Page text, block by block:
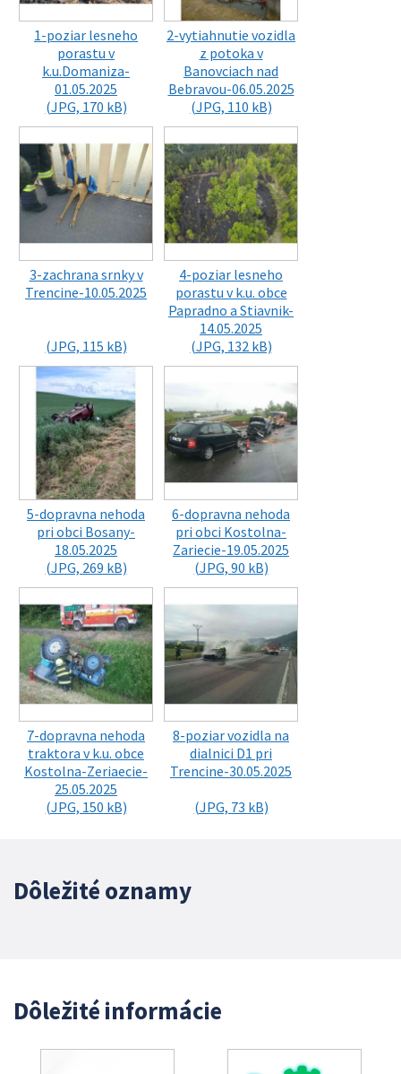
1-poziar lesneho
porastu v
k.u.Domaniza-
01.05.2025
(JPG, 170 kB)
2-vytiahnutie vozidla
z potoka v
Banovciach nad
Bebravou-06.05.2025
(JPG, 110 kB)
3-zachrana srnky v
Trencine-10.05.2025
(JPG, 115 kB)
4-poziar lesneho
porastu v k.u. obce
Papradno a Stiavnik-
14.05.2025
(JPG, 132 kB)
5-dopravna nehoda
pri obci Bosany-
18.05.2025
(JPG, 269 kB)
6-dopravna nehoda
pri obci Kostolna-
Zariecie-19.05.2025
(JPG, 90 kB)
7-dopravna nehoda
traktora v k.u. obce
Kostolna-Zeriaecie-
25.05.2025
(JPG, 150 kB)
8-poziar vozidla na
dialnici D1 pri
Trencine-30.05.2025
(JPG, 73 kB)
Dôležité oznamy
Dôležité informácie